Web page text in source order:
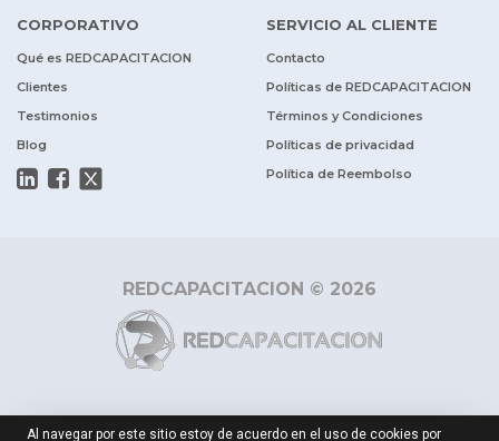
CORPORATIVO
Qué es REDCAPACITACION
Clientes
Testimonios
Blog
SERVICIO AL CLIENTE
Contacto
Políticas de REDCAPACITACION
Términos y Condiciones
Políticas de privacidad
Política de Reembolso
REDCAPACITACION © 2026
Al navegar por este sitio estoy de acuerdo en el uso de cookies por